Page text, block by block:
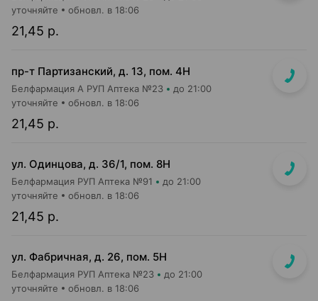
21,45 р.
уточняйте обновл. в 18:06
пр-т Партизанский, д. 13, пом. 4Н
Белфармация А РУП Аптека №23 до 21:00
21,45 р.
уточняйте обновл. в 18:06
ул. Одинцова, д. 36/1, пом. 8Н
Белфармация РУП Аптека №91 до 21:00
21,45 р.
уточняйте обновл. в 18:06
ул. Фабричная, д. 26, пом. 5Н
Белфармация РУП Аптека №23 до 21:00
уточняйте обновл. в 18:06